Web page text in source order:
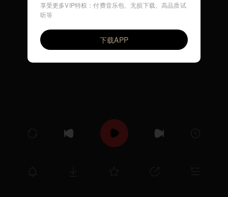
VIP 布鲁昔
享受更多VIP特权：付费音乐包、无损下载、高品质试
听等
下载APP